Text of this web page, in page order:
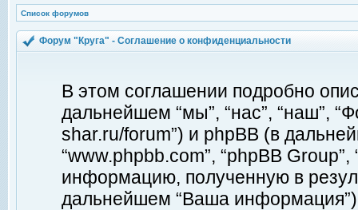
Список форумов
Форум "Круга" - Соглашение о конфиденциальности
В этом соглашении подробно
дальнейшем “мы”, “нас”, “наш”,
shar.ru/forum”) и phpBB (в
“www.phpbb.com”, “phpBB
информацию, полученную в
дальнейшем “Ваша